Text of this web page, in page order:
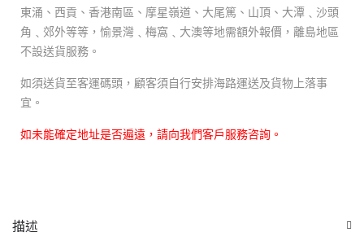
東涌、西貢、香港南區、摩星嶺道、大尾篤、山頂、大潭﹑沙頭
角﹑郊外等等，愉景灣﹑梅窩﹑大澳等地需額外報價，離島地區
不設送貨服務。
如須送貨至客運碼頭，顧客須自行安排海路運送及貨物上落事
宜。
如未能確定地址是否遍遠，請向我們客戶服務咨詢。
描述